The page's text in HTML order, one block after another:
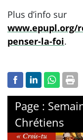
Plus d’info sur
penser-la-foi.
Page :
Chrétiens